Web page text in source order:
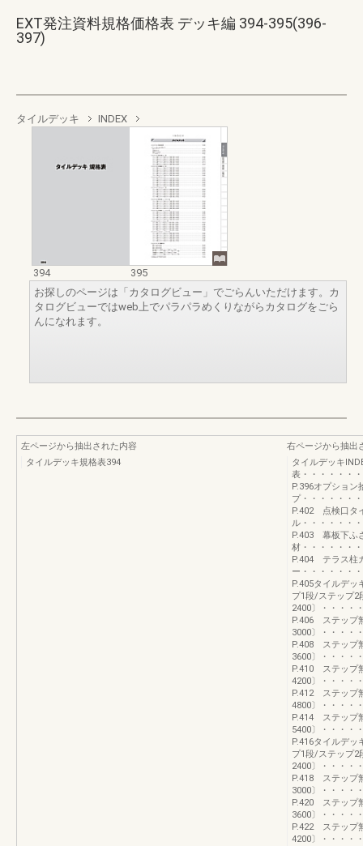
EXT発注資料規格価格表 デッキ編 394-395(396-
397)
タイルデッキ INDEX
394
395
お探しのページは「カタログビュー」でごらんいただけます。カ
タログビューではweb上でパラパラめくりながらカタログをごら
んになれます。
左ページから抽出された内容
タイルデッキ規格表394
右ページから抽出
タイルデッキ
表・・・・・・
P.396オプショ
プ・・・・・・
P.402 点検口タ
ル・・・・・・
P.403 幕板下ふ
材・・・・・・
P.404 テラス柱
ー・・・・・・
P.405タイルデ
プ1段/ステップ2
2400〕・・・・
P.406 ステップ
3000〕・・・・
P.408 ステップ
3600〕・・・・
P.410 ステップ
4200〕・・・・
P.412 ステップ
4800〕・・・・
P.414 ステップ
5400〕・・・・
P.416タイルデ
プ1段/ステップ2
2400〕・・・・
P.418 ステップ
3000〕・・・・
P.420 ステップ
3600〕・・・・
P.422 ステップ
4200〕・・・・